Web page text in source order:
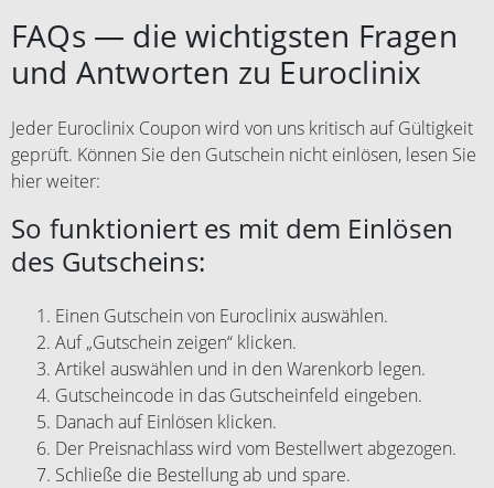
FAQs — die wichtigsten Fragen
und Antworten zu Euroclinix
Jeder Euroclinix Coupon wird von uns kritisch auf Gültigkeit
geprüft. Können Sie den Gutschein nicht einlösen, lesen Sie
hier weiter:
So funktioniert es mit dem Einlösen
des Gutscheins:
Einen Gutschein von Euroclinix auswählen.
Auf „Gutschein zeigen“ klicken.
Artikel auswählen und in den Warenkorb legen.
Gutscheincode in das Gutscheinfeld eingeben.
Danach auf Einlösen klicken.
Der Preisnachlass wird vom Bestellwert abgezogen.
Schließe die Bestellung ab und spare.